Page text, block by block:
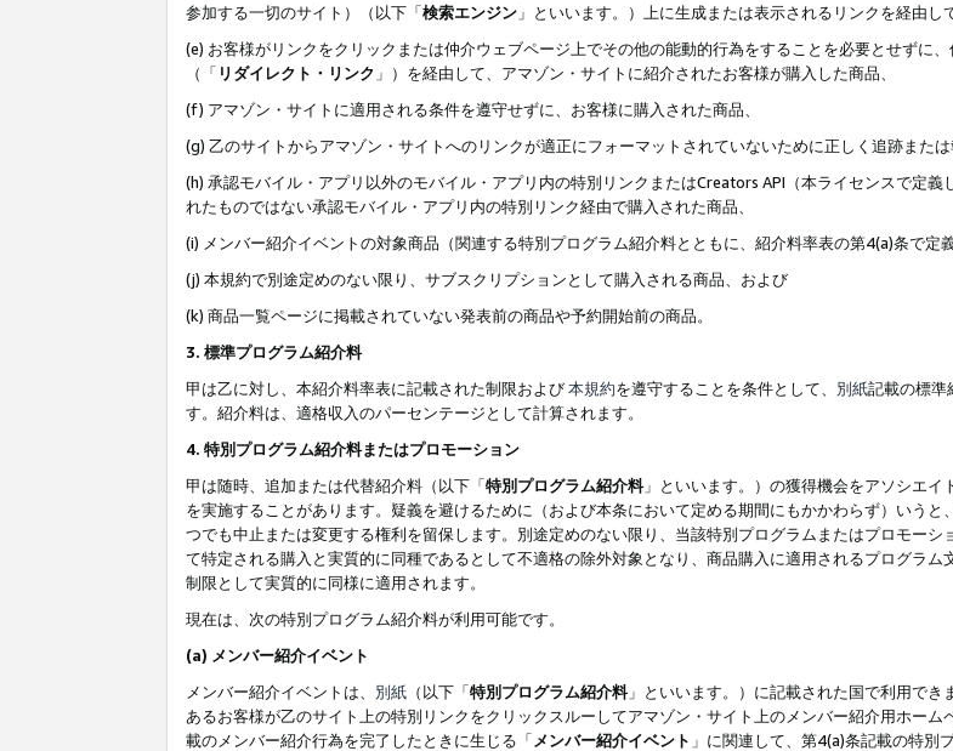
参加する一切のサイト）（以下「検索エンジン 」といいます。）上に生成または表示されるリンクを経由
(e) お客様がリンクをクリックまたは仲介ウェブページ上でその他の能動的行為をすることを必要とせずに
（「 リダイレクト・リンク 」）を経由して、アマゾン・サイトに紹介されたお客様が購入した商品、
(f) アマゾン・サイトに適用される条件を遵守せずに、お客様に購入された商品、
(g) 乙のサイトからアマゾン・サイトへのリンクが適正にフォーマットされていないために正しく追跡または
(h) 承認モバイル・アプリ以外のモバイル・アプリ内の特別リンクまたはCreators API（本ライセンスで定
れたものではない承認モバイル・アプリ内の特別リンク経由で購入された商品、
(i) メンバー紹介イベントの対象商品（関連する特別プログラム紹介料とともに、紹介料率表の第4(a)条で定義
(j) 本規約で別途定めのない限り、サブスクリプションとして購入される商品、および
(k) 商品一覧ページに掲載されていない発表前の商品や予約開始前の商品。
3. 標準プログラム紹介料
甲は乙に対し、本紹介料率表に記載された制限および本規約を遵守することを条件として、 別紙記載の標準
す。紹介料は、適格収入のパーセンテージとして計算されます。
4. 特別プログラム紹介料またはプロモーション
甲は随時、追加または代替紹介料（以下「特別プログラム紹介料」といいます。）の獲得機会をアソシエイ
を実施することがあります。疑義を避けるために（および本条において定める期間にもかかわらず）いう
つでも中止または変更する権利を留保します。別途定めのない限り、当該特別プログラムまたはプロモー
て特定される購入と実質的に同種であるとして不適格の除外対象となり、商品購入に適用されるプログラ
制限として実質的に同様に適用されます。
現在は、次の特別プログラム紹介料が利用可能です。
(a) メンバー紹介イベント
メンバー紹介イベントは、 別紙 （以下「特別プログラム紹介料」といいます。）に記載された国で利用でき
あるお客様が乙のサイト上の特別リンクをクリックスルーしてアマゾン・サイト上のメンバー紹介用ホー
載のメンバー紹介行為を完了したときに生じる「 メンバー紹介イベント 」に関連して、第4(a)条記載の特別